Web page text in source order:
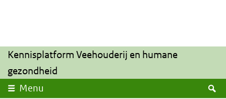
Kennisplatform Veehouderij en humane
gezondheid
Menu